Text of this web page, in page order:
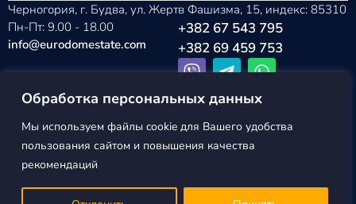
Обработка персональных данных
Мы используем файлы cookie для Вашего удобства
пользования сайтом и повышения качества
рекомендаций
Черногория, г. Будва, ул. Жертв Фашизма, 15, индекс: 85310
Пн-Пт: 9.00 - 18.00
info@eurodomestate.com
+382 67 543 795
+382 69 459 753
EURODOM
ESTATE ©2026
Политика конфиденциальности
Пользовательское соглашение